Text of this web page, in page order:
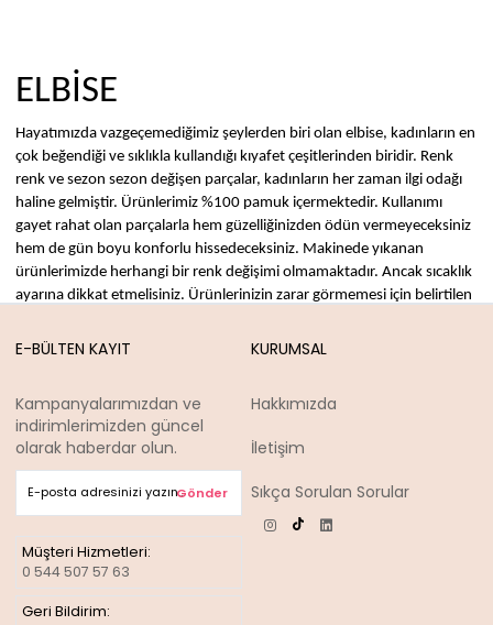
ELBİSE
Hayatımızda vazgeçemediğimiz şeylerden biri olan elbise, kadınların en
çok beğendiği ve sıklıkla kullandığı kıyafet çeşitlerinden biridir. Renk
renk ve sezon sezon değişen parçalar, kadınların her zaman ilgi odağı
haline gelmiştir. Ürünlerimiz %100 pamuk içermektedir. Kullanımı
gayet rahat olan parçalarla hem güzelliğinizden ödün vermeyeceksiniz
hem de gün boyu konforlu hissedeceksiniz. Makinede yıkanan
ürünlerimizde herhangi bir renk değişimi olmamaktadır. Ancak sıcaklık
ayarına dikkat etmelisiniz. Ürünlerinizin zarar görmemesi için belirtilen
sonuçlarla karşılaşabilirsiniz.
hitap etmek için özel olarak tasarlanmışlardır. Aradığınız ürünlerin
bütün bedenleri internet sitemizde mevcuttur. Ürünlerimizin ekstra
büyük ve ekstra küçük bedenleri de internet sitemizde mevcuttur.
çalışan moda tasarımcılarımız hem modaya uygun hem de konforu
yüksek ürünleri sizlerle buluşturmaktadırlar. Moda tasarımcılarımız,
aldıkları eğitimleri elbise tasarımlarında birleştirerek sizlere yakışacak
olan ürünleri ve modayı takip eden anlayışları ile moda dünyasından
E-BÜLTEN KAYIT
Kampanyalarımızdan ve
indirimlerimizden güncel
olarak haberdar olun.
Gönder
Müşteri Hizmetleri:
0 544 507 57 63
Geri Bildirim:
KURUMSAL
Hakkımızda
İletişim
Sıkça Sorulan Sorular